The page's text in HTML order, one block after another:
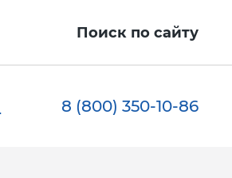
Поиск по сайту
8 (800) 350-10-86